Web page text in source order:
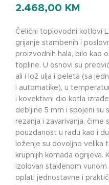
2.468,00 KM
Čelični toplovodni kotlovi
grijanje stambenih i
proizvodnih hala, bilo kao
topline. U osnovi su
ali i lož ulja i peleta (sa
i automatike), u
i kovektivni dio kotla
debljine 5 mm i spojeni su
rezanja i zavarivanja, čime
pouzdanost u radu kao i
loženje su dovoljno velika
krupnijih komada
izolovan staklenom
oplati jednostavne i